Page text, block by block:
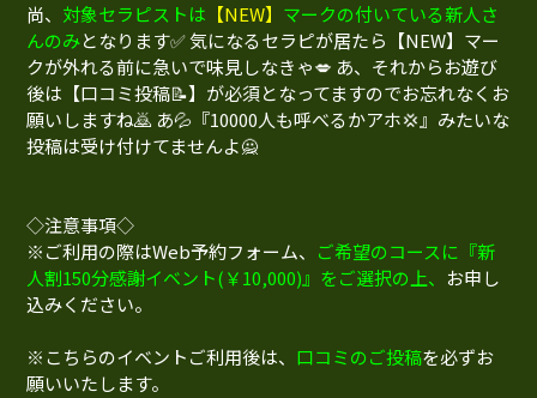
尚、 対象セラピストは 【NEW】 マークの付いている新人さ
んのみとなります✅ 気になるセラピが居たら【NEW】マー
クが外れる前に急いで味見しなきゃ💋 あ、それからお遊び
後は【口コミ投稿📝】が必須となってますのでお忘れなくお
願いしますね🙇 あ💦『10000人も呼べるかアホ💢』みたいな
投稿は受け付けてませんよ🙅
◇注意事項◇
※ご利用の際はWeb予約フォーム、 ご希望のコースに『新
人割150分感謝イベント(￥10,000)』をご選択の上、 お申し
込みください。
※こちらのイベントご利用後は、 口コミのご投稿を必ずお
願いいたします。